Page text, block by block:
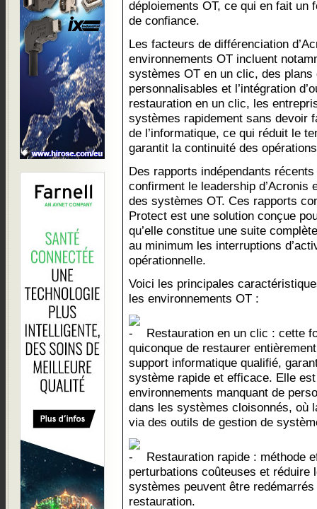
déploiements OT, ce qui en fait un
de confiance.
Les facteurs de différenciation
environnements OT incluent
systèmes OT en un clic, des plans
personnalisables et l’intégration
restauration en un clic, les
systèmes rapidement sans devoir
de l’informatique, ce qui réduit le
garantit la continuité des
Des rapports indépendants
confirment le leadership d’Acronis
des systèmes OT. Ces rapports
Protect est une solution conçue
qu’elle constitue une suite
au minimum les interruptions
opérationnelle.
Voici les principales
les environnements OT :
Restauration en un clic : cette
quiconque de restaurer
support informatique qualifié,
système rapide et efficace. Elle
environnements manquant de
dans les systèmes cloisonnés, où
via des outils de gestion de
Restauration rapide : méthode
perturbations coûteuses et réduire
systèmes peuvent être
restauration.